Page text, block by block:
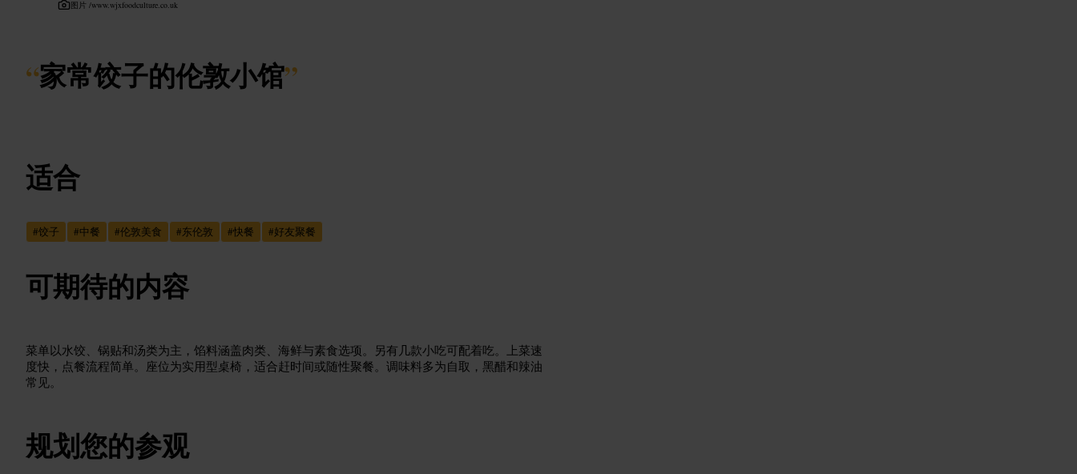
图片 /www.wjxfoodculture.co.uk
“家常饺子的伦敦小馆”
适合
#饺子 #中餐 #伦敦美食 #东伦敦 #快餐 #好友聚餐
可期待的内容
菜单以水饺、锅贴和汤类为主，馅料涵盖肉类、海鲜与素食选项。另有几款小吃可配着吃。上菜速
度快，点餐流程简单。座位为实用型桌椅，适合赶时间或随性聚餐。调味料多为自取，黑醋和辣油
常见。
规划您的参观